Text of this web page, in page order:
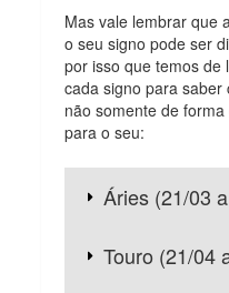
Mas vale lembrar que
o seu signo pode ser
por isso que temos de
cada signo para
não somente de
para o seu:
Áries (21/03
Touro (21/04